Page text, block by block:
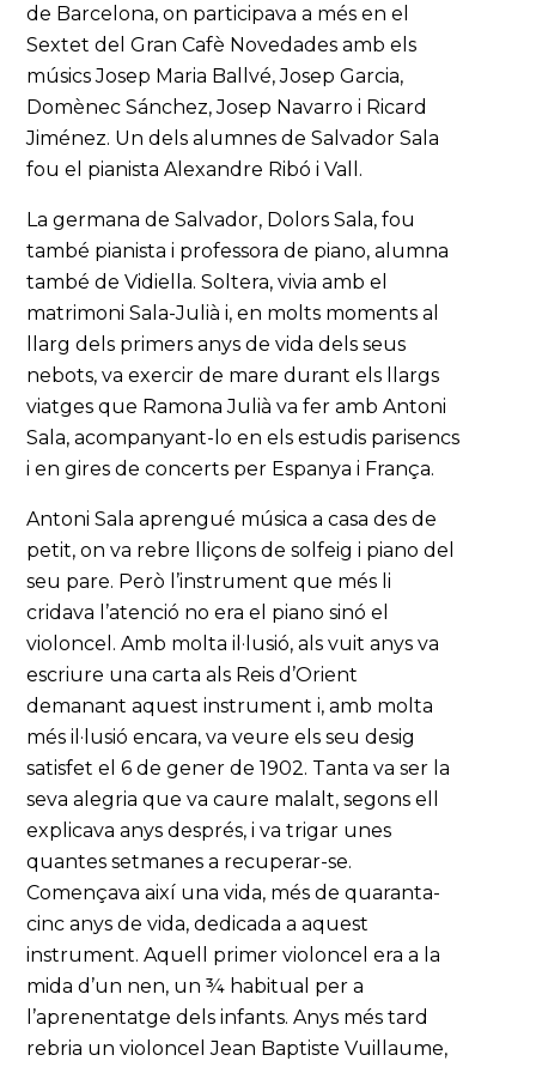
de Barcelona, on participava a més en el
Sextet del Gran Cafè Novedades amb els
músics Josep Maria Ballvé, Josep Garcia,
Domènec Sánchez, Josep Navarro i Ricard
Jiménez. Un dels alumnes de Salvador Sala
fou el pianista Alexandre Ribó i Vall.
La germana de Salvador, Dolors Sala, fou
també pianista i professora de piano, alumna
també de Vidiella. Soltera, vivia amb el
matrimoni Sala-Julià i, en molts moments al
llarg dels primers anys de vida dels seus
nebots, va exercir de mare durant els llargs
viatges que Ramona Julià va fer amb Antoni
Sala, acompanyant-lo en els estudis parisencs
i en gires de concerts per Espanya i França.
Antoni Sala aprengué música a casa des de
petit, on va rebre lliçons de solfeig i piano del
seu pare. Però l’instrument que més li
cridava l’atenció no era el piano sinó el
violoncel. Amb molta il·lusió, als vuit anys va
escriure una carta als Reis d’Orient
demanant aquest instrument i, amb molta
més il·lusió encara, va veure els seu desig
satisfet el 6 de gener de 1902. Tanta va ser la
seva alegria que va caure malalt, segons ell
explicava anys després, i va trigar unes
quantes setmanes a recuperar-se.
Començava així una vida, més de quaranta-
cinc anys de vida, dedicada a aquest
instrument. Aquell primer violoncel era a la
mida d’un nen, un ¾ habitual per a
l’aprenentatge dels infants. Anys més tard
rebria un violoncel Jean Baptiste Vuillaume,